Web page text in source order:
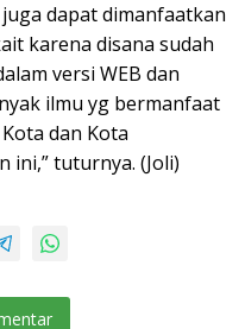
dapat dimanfaatkan
karena disana sudah
versi WEB dan
ilmu yg bermanfaat
dan Kota
ini,” tuturnya. (Joli)